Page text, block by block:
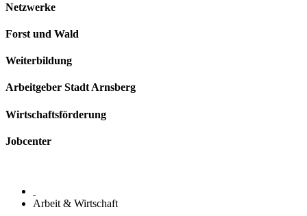
Netzwerke
Forst und Wald
Weiterbildung
Arbeitgeber Stadt Arnsberg
Wirtschaftsförderung
Jobcenter
Arbeit & Wirtschaft